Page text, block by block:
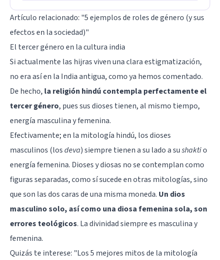
Artículo relacionado: "5 ejemplos de roles de género (y sus
efectos en la sociedad)"
El tercer género en la cultura india
Si actualmente las hijras viven una clara estigmatización,
no era así en la India antigua, como ya hemos comentado.
De hecho, la religión hindú contempla perfectamente el
tercer género, pues sus dioses tienen, al mismo tiempo,
energía masculina y femenina.
Efectivamente; en la mitología hindú, los dioses
masculinos (losdeva) siempre tienen a su lado a sushaktio
energía femenina. Dioses y diosas no se contemplan como
figuras separadas, como sí sucede en otras mitologías, sino
que son las dos caras de una misma moneda. Un dios
masculino solo, así como una diosa femenina sola, son
errores teológicos. La divinidad siempre es masculina y
femenina.
Quizás te interese: "Los 5 mejores mitos de la mitología